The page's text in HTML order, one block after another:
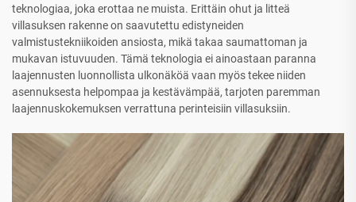
teknologiaa, joka erottaa ne muista. Erittäin ohut ja litteä
villasuksen rakenne on saavutettu edistyneiden
valmistustekniikoiden ansiosta, mikä takaa saumattoman ja
mukavan istuvuuden. Tämä teknologia ei ainoastaan paranna
laajennusten luonnollista ulkonäköä vaan myös tekee niiden
asennuksesta helpompaa ja kestävämpää, tarjoten paremman
laajennuskokemuksen verrattuna perinteisiin villasuksiin.